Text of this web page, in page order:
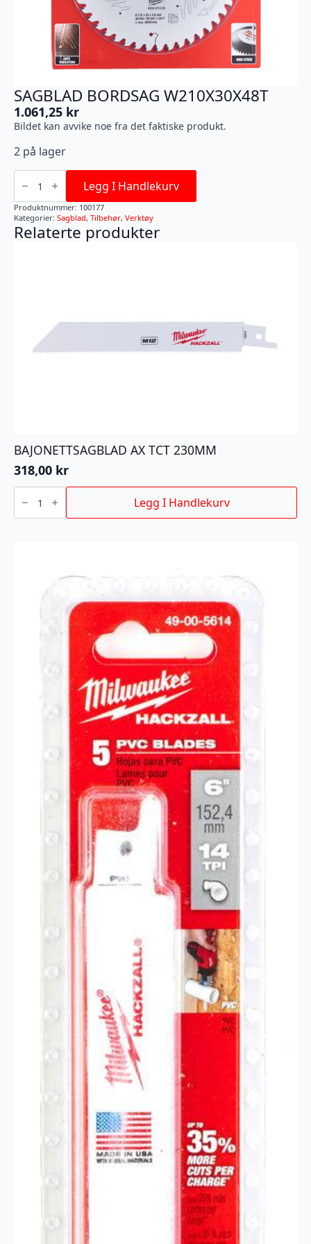
SAGBLAD BORDSAG W210X30X48T
1.061,25 kr
Bildet kan avvike noe fra det faktiske produkt.
2 på lager
SAGBLAD
BORDSAG
W210X30X48T
antall
Legg I Handlekurv
Produktnummer: 100177
Kategorier: Sagblad, Tilbehør, Verktøy
Relaterte produkter
BAJONETTSAGBLAD AX TCT 230MM
318,00 kr
BAJONETTSAGBLAD
AX
230MM
Legg I Handlekurv